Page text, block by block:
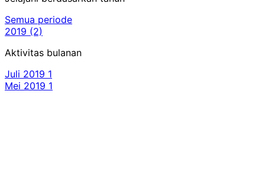
Semua periode
2019 (2)
Aktivitas bulanan
Juli 2019 1
Mei 2019 1